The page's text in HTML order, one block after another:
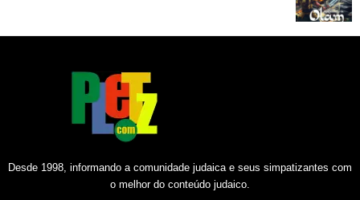
Desde 1998, informando a comunidade judaica e seus simpatizantes com
o melhor do conteúdo judaico.